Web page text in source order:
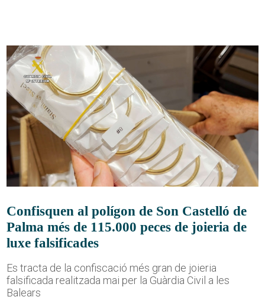
Confisquen al polígon de Son Castelló de
Palma més de 115.000 peces de joieria de
luxe falsificades
Es tracta de la confiscació més gran de joieria
falsificada realitzada mai per la Guàrdia Civil a les
Balears